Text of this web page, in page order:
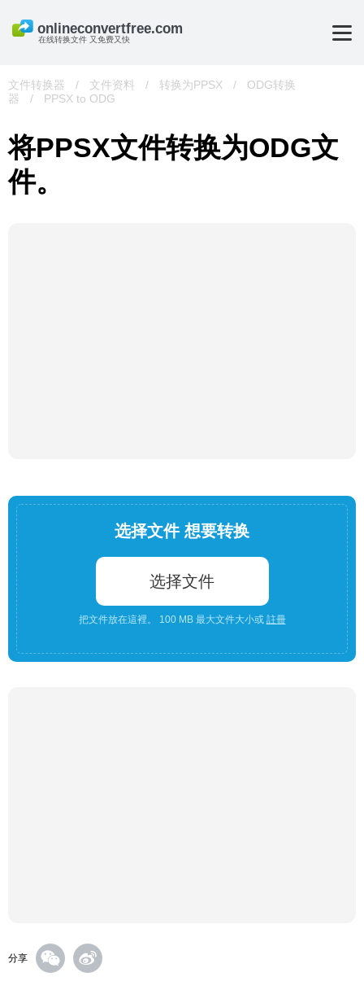
在线转换文件 又免费又快
文件转换器 / 文件资料 / 转换为PPSX /
ODG转换
器
/ PPSX to ODG
将PPSX文件转换为ODG文
件。
选择文件 想要转换
选择文件
把文件放在這裡。 100 MB 最大文件大小或 註冊
分享